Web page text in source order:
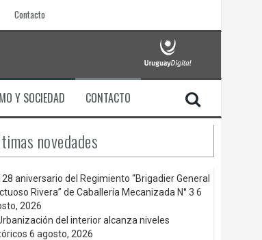
Contacto
Y SOCIEDAD CONTACTO
novedades
aniversario del Regimiento “Brigadier General
Rivera” de Caballería Mecanizada N° 3 6
2026
del interior alcanza niveles
6 agosto, 2026